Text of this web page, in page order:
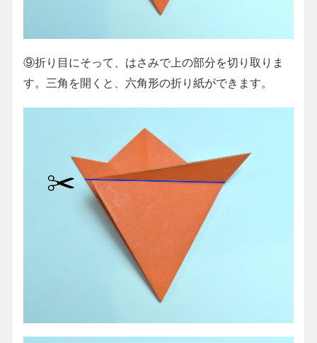
⑨折り目にそって、はさみで上の部分を切り取りま
す。三角を開くと、六角形の折り紙ができます。